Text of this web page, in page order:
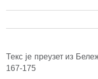
Текс је преузет из
167-175